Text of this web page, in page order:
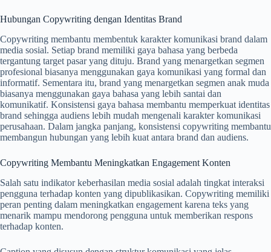
Hubungan Copywriting dengan Identitas Brand
Copywriting membantu membentuk karakter komunikasi brand dalam
media sosial. Setiap brand memiliki gaya bahasa yang berbeda
tergantung target pasar yang dituju. Brand yang menargetkan segmen
profesional biasanya menggunakan gaya komunikasi yang formal dan
informatif. Sementara itu, brand yang menargetkan segmen anak muda
biasanya menggunakan gaya bahasa yang lebih santai dan
komunikatif. Konsistensi gaya bahasa membantu memperkuat identitas
brand sehingga audiens lebih mudah mengenali karakter komunikasi
perusahaan. Dalam jangka panjang, konsistensi copywriting membantu
membangun hubungan yang lebih kuat antara brand dan audiens.
Copywriting Membantu Meningkatkan Engagement Konten
Salah satu indikator keberhasilan media sosial adalah tingkat interaksi
pengguna terhadap konten yang dipublikasikan. Copywriting memiliki
peran penting dalam meningkatkan engagement karena teks yang
menarik mampu mendorong pengguna untuk memberikan respons
terhadap konten.